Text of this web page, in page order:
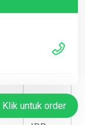
Klik untuk order